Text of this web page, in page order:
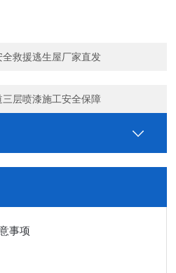
救援逃生屋厂家直发
层喷漆施工安全保障
事项